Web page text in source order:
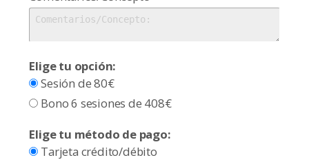
Elige tu opción:
Sesión de 80€
Bono 6 sesiones de 408€
Elige tu método de pago:
Tarjeta crédito/débito